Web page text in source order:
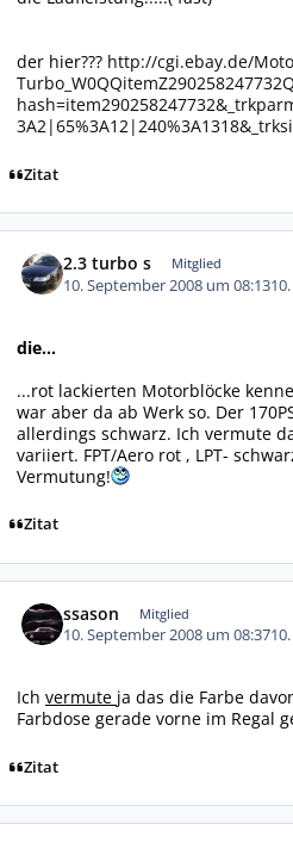
der hier??? http://cgi.ebay.de/
Zitat
2.3 turbo s Mitglied
10. September 2008 um 08:13
die...
...rot lackierten Motorblöcke
war aber da ab Werk so. Der
allerdings schwarz. Ich vermute
variiert. FPT/Aero rot , LPT-
Vermutung!
Zitat
ssason Mitglied
10. September 2008 um 08:37
Ich vermute ja das die Farbe
Farbdose gerade vorne im Regal
Zitat